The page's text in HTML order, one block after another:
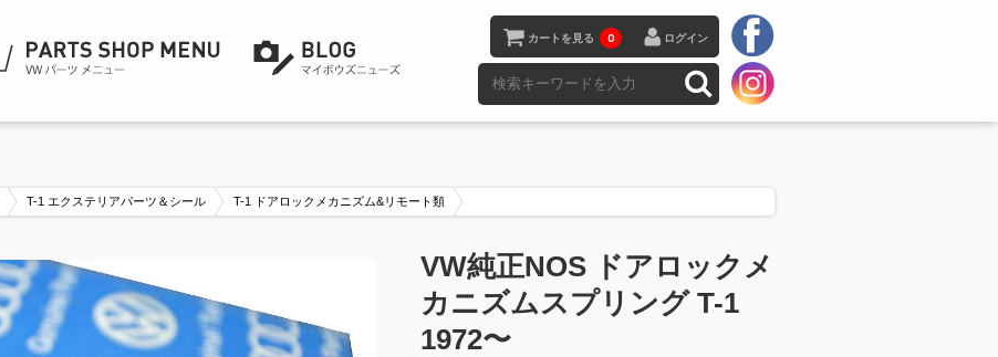
カートを見る 0 ログイン
T-1 エクステリアパーツ＆シール T-1 ドアロックメカニズム&リモート類
VW純正NOS ドアロックメ
カニズムスプリング T-1
1972〜